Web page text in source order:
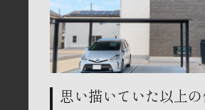
思い描いていた以上の